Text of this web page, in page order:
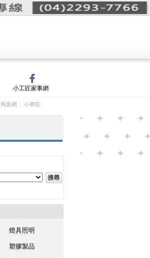
詢價單(0
小工匠家事網
掏客網 小華陀
燈具照明
塑膠製品